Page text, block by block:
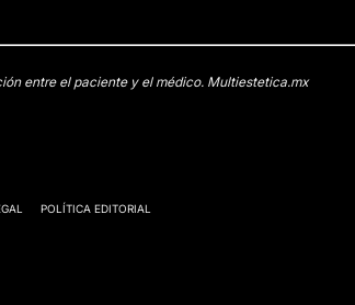
entre el paciente y el médico. Multiestetica.mx
POLÍTICA EDITORIAL